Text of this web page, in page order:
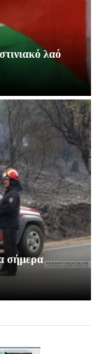
λαό
σήμερα